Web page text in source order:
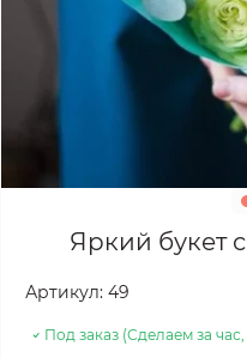
Яркий букет
Артикул: 49
Под заказ (Сделаем за